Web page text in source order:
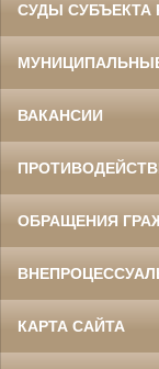
СУДЫ СУБЪЕКТА
ВАКАНСИИ
ОБРАЩЕНИЯ
КАРТА САЙТА